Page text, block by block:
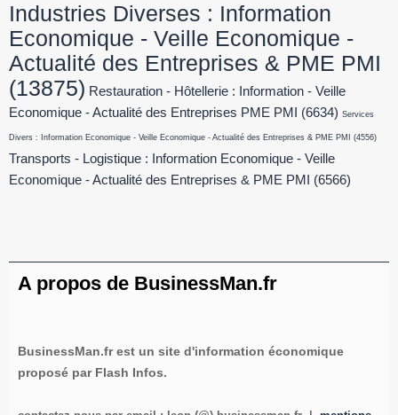
Industries Diverses : Information
Economique - Veille Economique -
Actualité des Entreprises & PME PMI
(13875) Restauration - Hôtellerie : Information - Veille
Economique - Actualité des Entreprises PME PMI
(6634) Services
Divers : Information Economique - Veille Economique - Actualité des Entreprises & PME PMI (4556)
Transports - Logistique : Information Economique - Veille
Economique - Actualité des Entreprises & PME PMI
(6566)
A propos de BusinessMan.fr
BusinessMan.fr est un site d'information économique
proposé par Flash Infos.